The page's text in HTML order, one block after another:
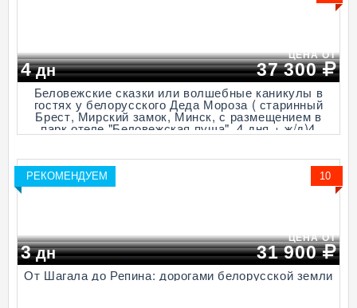
4дн
ЦЕНА ОТ
37 300
Беловежские сказки или волшебные каникулы в
гостях у белорусского Деда Мороза ( старинный
Брест, Мирский замок, Минск, с размещением в
парк отеле "Беловежская пуща", 4 дня + ж/д)4
РЕКОМЕНДУЕМ 10
3дн
ЦЕНА ОТ
31 900
От Шагала до Репина: дорогами белорусской земли